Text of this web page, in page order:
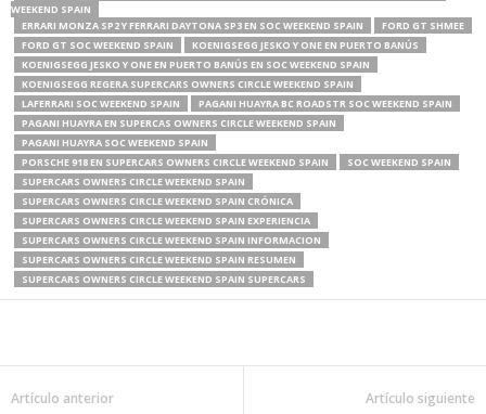
WEEKEND SPAIN
ERRARI MONZA SP2 Y FERRARI DAYTONA SP3 EN SOC WEEKEND SPAIN
FORD GT SHMEE
FORD GT SOC WEEKEND SPAIN
KOENIGSEGG JESKO Y ONE EN PUERTO BANÚS
KOENIGSEGG JESKO Y ONE EN PUERTO BANÚS EN SOC WEEKEND SPAIN
KOENIGSEGG REGERA SUPERCARS OWNERS CIRCLE WEEKEND SPAIN
LAFERRARI SOC WEEKEND SPAIN
PAGANI HUAYRA BC ROADSTR SOC WEEKEND SPAIN
PAGANI HUAYRA EN SUPERCAS OWNERS CIRCLE WEEKEND SPAIN
PAGANI HUAYRA SOC WEEKEND SPAIN
PORSCHE 918 EN SUPERCARS OWNERS CIRCLE WEEKEND SPAIN
SOC WEEKEND SPAIN
SUPERCARS OWNERS CIRCLE WEEKEND SPAIN
SUPERCARS OWNERS CIRCLE WEEKEND SPAIN CRÓNICA
SUPERCARS OWNERS CIRCLE WEEKEND SPAIN EXPERIENCIA
SUPERCARS OWNERS CIRCLE WEEKEND SPAIN INFORMACION
SUPERCARS OWNERS CIRCLE WEEKEND SPAIN RESUMEN
SUPERCARS OWNERS CIRCLE WEEKEND SPAIN SUPERCARS
Artículo anterior Artículo siguiente